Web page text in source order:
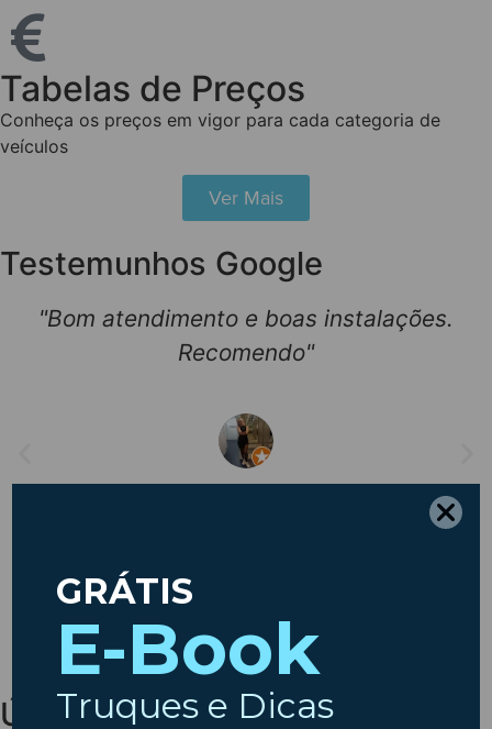
Tabelas de Preços
Conheça os preços em vigor para cada categoria de
veículos
Ver Mais
Testemunhos Google
"Bom atendimento e boas instalações.
Recomendo"
Últimos artigos do Blog